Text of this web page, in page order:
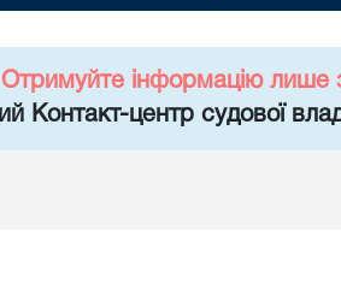
Отримуйте інформацію лише
Контакт-центр судової